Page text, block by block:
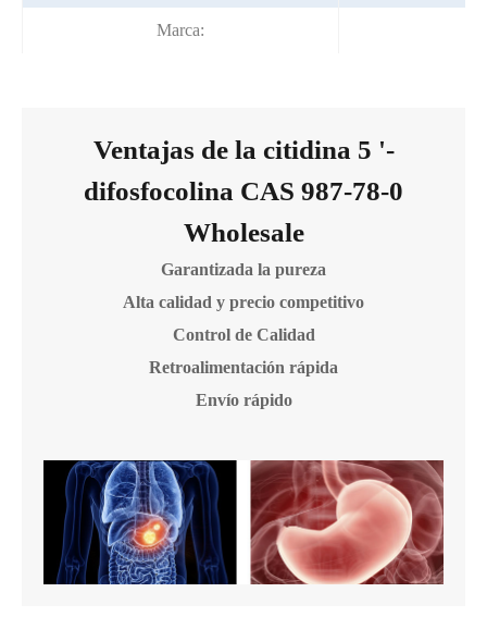
Marca:
Ventajas de la citidina 5 '-
difosfocolina CAS 987-78-0
Wholesale
Garantizada la pureza
Alta calidad y precio competitivo
Control de Calidad
Retroalimentación rápida
Envío rápido